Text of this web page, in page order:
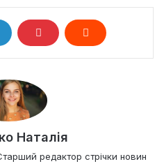
Наталія
редактор стрічки новин